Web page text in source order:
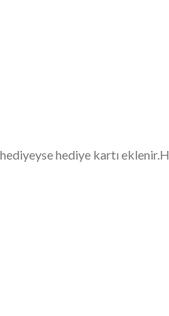
hediye kartı